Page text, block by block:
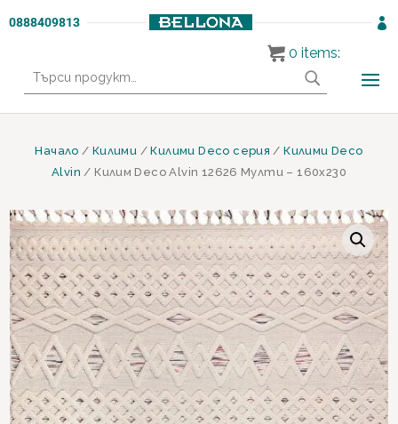
0888409813 
за:
Начало / Килими /Килими Deco серия /Килими Deco
Alvin / Килим Deco Alvin 12626 Мулти – 160х230
0 items: